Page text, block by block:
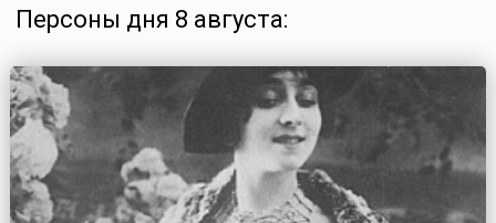
Персоны дня 8 августа: